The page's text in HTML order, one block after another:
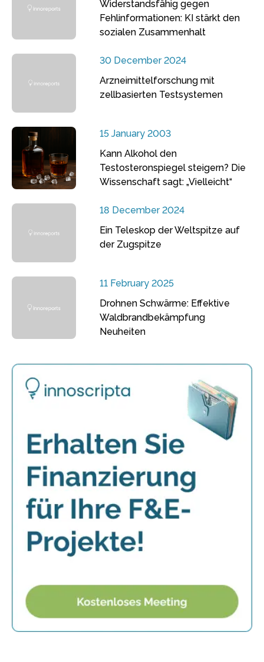
Widerstandsfähig gegen
Fehlinformationen: KI stärkt den
sozialen Zusammenhalt
30 December 2024
Arzneimittelforschung mit
zellbasierten Testsystemen
15 January 2003
Kann Alkohol den
Testosteronspiegel steigern? Die
Wissenschaft sagt: „Vielleicht“
18 December 2024
Ein Teleskop der Weltspitze auf
der Zugspitze
11 February 2025
Drohnen Schwärme: Effektive
Waldbrandbekämpfung
Neuheiten